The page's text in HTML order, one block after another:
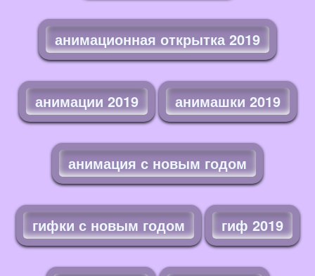
анимационная открытка 2019
анимации 2019 анимашки 2019
анимация с новым годом
гифки с новым годом гиф 2019